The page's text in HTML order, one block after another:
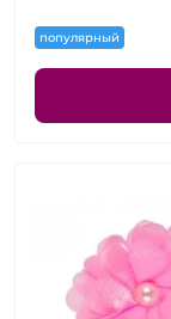
популярный